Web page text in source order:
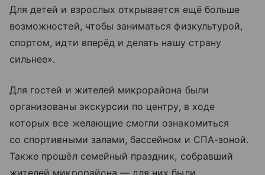
Для детей и взрослых открывается ещё больше
возможностей, чтобы заниматься физкультурой,
спортом, идти вперёд и делать нашу страну
сильнее».
Для гостей и жителей микрорайона были
организованы экскурсии по центру, в ходе
которых все желающие смогли ознакомиться
со спортивными залами, бассейном и СПА-зоной.
Также прошёл семейный праздник, собравший